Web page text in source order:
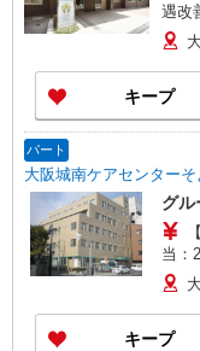
遇改
分）
給 通
年2
均
績
キープ
パート
大阪城南ケアセンターそ
グ
当：
り
勤手当
（6月・
用期
キープ